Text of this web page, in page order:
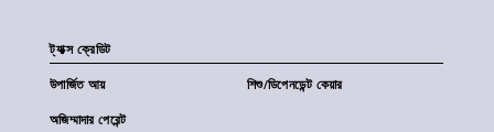
ট্যাক্স ক্রেডিট
উপার্জিত আয় শিশু/ডিপেনডেন্ট কেয়ার
অজিম্মাদার পেরেন্ট